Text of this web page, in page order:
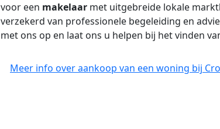
voor een makelaar met uitgebreide lokale
verzekerd van professionele begeleiding en
met ons op en laat ons u helpen bij het vinden
Meer info over aankoop van een woning bij